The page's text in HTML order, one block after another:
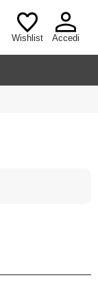
Wishlist Accedi